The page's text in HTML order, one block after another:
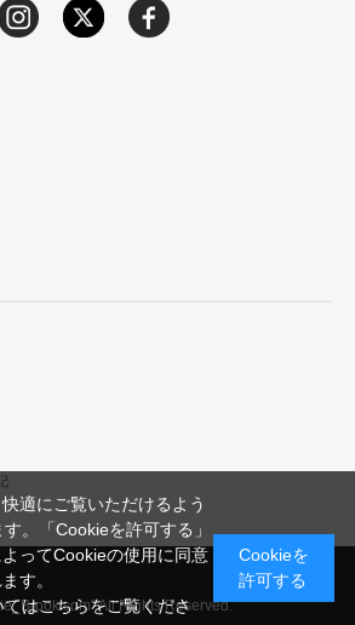
All Rights Reserved.
適にご覧いただけるよう
。「Cookieを許可する」
ってCookieの使用に同意
す。
てはこちらをご覧くださ
Cookieを
許可する